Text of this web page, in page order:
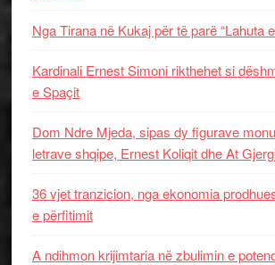
Nga Tirana në Kukaj për të parë “Lahuta
Kardinali Ernest Simoni rikthehet si
e Spaçit
Dom Ndre Mjeda, sipas dy figurave
letrave shqipe, Ernest Koliqit dhe At
36 vjet tranzicion, nga ekonomia
e përfitimit
A ndihmon krijimtaria në zbulimin e